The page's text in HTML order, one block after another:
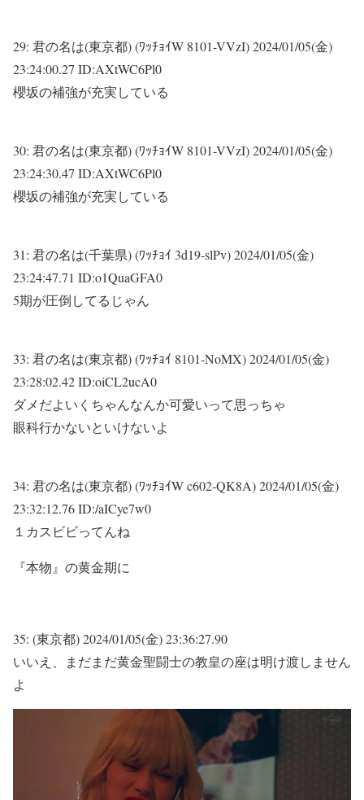
29: 君の名は(東京都) (ﾜｯﾁｮｲW 8101-VVzI)2024/01/05(金)
23:24:00.27 ID:AXtWC6Pl0
櫻坂の補強が充実している
30: 君の名は(東京都) (ﾜｯﾁｮｲW 8101-VVzI)2024/01/05(金)
23:24:30.47 ID:AXtWC6Pl0
櫻坂の補強が充実している
31: 君の名は(千葉県) (ﾜｯﾁｮｲ 3d19-slPv)2024/01/05(金)
23:24:47.71 ID:o1QuaGFA0
5期が圧倒してるじゃん
33: 君の名は(東京都) (ﾜｯﾁｮｲ 8101-NoMX)2024/01/05(金)
23:28:02.42 ID:oiCL2ucA0
ダメだよいくちゃんなんか可愛いって思っちゃ
眼科行かないといけないよ
34: 君の名は(東京都) (ﾜｯﾁｮｲW c602-QK8A)2024/01/05(金)
23:32:12.76 ID:/aICye7w0
１カスビビってんね
『本物』の黄金期に
35: (東京都)2024/01/05(金) 23:36:27.90
いいえ、まだまだ黄金聖闘士の教皇の座は明け渡しません
よ